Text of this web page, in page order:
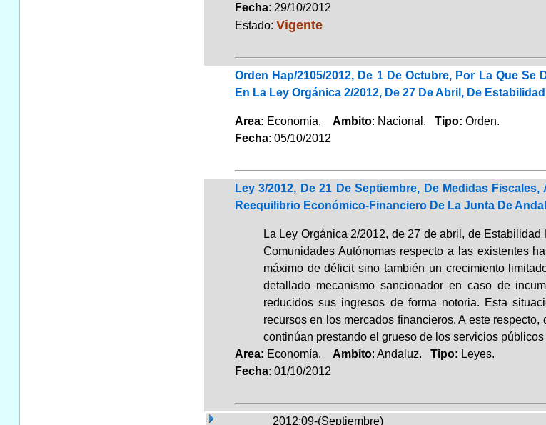
Fecha: 29/10/2012
Estado: Vigente
Orden Hap/2105/2012, De 1 De Octubre, Por La Que
En La Ley Orgánica 2/2012, De 27 De Abril, De
Area: Economía. Ambito: Nacional. Tipo: Orden.
Fecha: 05/10/2012
Ley 3/2012, De 21 De Septiembre, De Medidas
Reequilibrio Económico-Financiero De La Junta De
La Ley Orgánica 2/2012, de 27 de abril, de
Comunidades Autónomas respecto a las existentes
máximo de déficit sino también un crecimiento
detallado mecanismo sancionador en caso de
reducidos sus ingresos de forma notoria. Esta
recursos en los mercados financieros. A este
continúan prestando el grueso de los servicios
Area: Economía. Ambito: Andaluz. Tipo: Leyes.
Fecha: 01/10/2012
2012:09-(Septiembre)